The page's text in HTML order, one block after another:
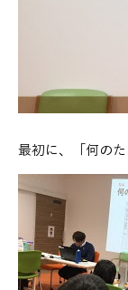
最初に、「何の